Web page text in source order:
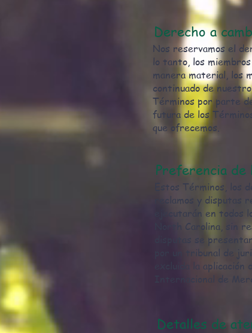
Derecho a
Nos reservamos el
lo tanto, los
manera material, los
continuado de
Términos por parte
futura de los
que ofrecemos.
Preferencia de
Estos Términos, los
reclamos y
ejecutarán en todos
North Carolina, sin
disputas se
por un tribunal de
excluida la
Internacional de
Detalles de